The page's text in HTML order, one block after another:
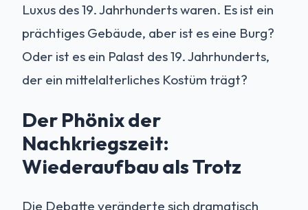
Luxus des 19. Jahrhunderts waren. Es ist ein
prächtiges Gebäude, aber ist es eine Burg?
Oder ist es ein Palast des 19. Jahrhunderts,
der ein mittelalterliches Kostüm trägt?
Der Phönix der
Nachkriegszeit:
Wiederaufbau als Trotz
Die Debatte veränderte sich dramatisch